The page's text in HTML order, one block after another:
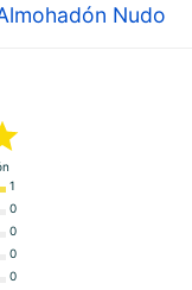
Nudo
1
0
0
0
0